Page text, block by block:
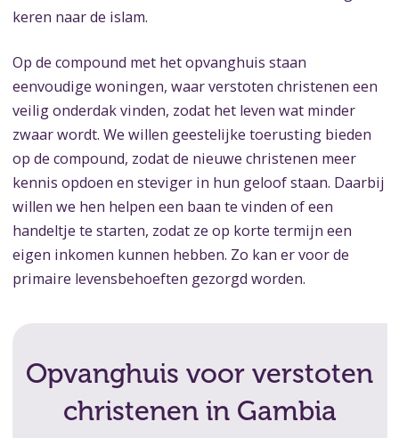
keren naar de islam.
Op de compound met het opvanghuis staan
eenvoudige woningen, waar verstoten christenen een
veilig onderdak vinden, zodat het leven wat minder
zwaar wordt. We willen geestelijke toerusting bieden
op de compound, zodat de nieuwe christenen meer
kennis opdoen en steviger in hun geloof staan. Daarbij
willen we hen helpen een baan te vinden of een
handeltje te starten, zodat ze op korte termijn een
eigen inkomen kunnen hebben. Zo kan er voor de
primaire levensbehoeften gezorgd worden.
Opvanghuis voor verstoten
christenen in Gambia